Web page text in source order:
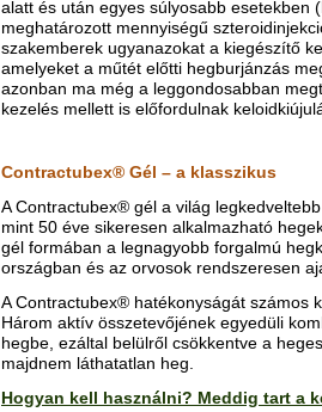
alatt és után egyes súlyosabb esetekben
meghatározott mennyiségű
szakemberek ugyanazokat a kiegészítő
amelyeket a műtét előtti hegburjánzás
azonban ma még a leggondosabban
kezelés mellett is előfordulnak
Contractubex® Gél – a klasszikus
A Contractubex® gél a világ
mint 50 éve sikeresen alkalmazható
gél formában a legnagyobb forgalmú
országban és az orvosok rendszeresen
A Contractubex® hatékonyságát számos
Három aktív összetevőjének egyedüli
hegbe, ezáltal belülről csökkentve a
majdnem láthatatlan heg.
Hogyan kell használni? Meddig tart a